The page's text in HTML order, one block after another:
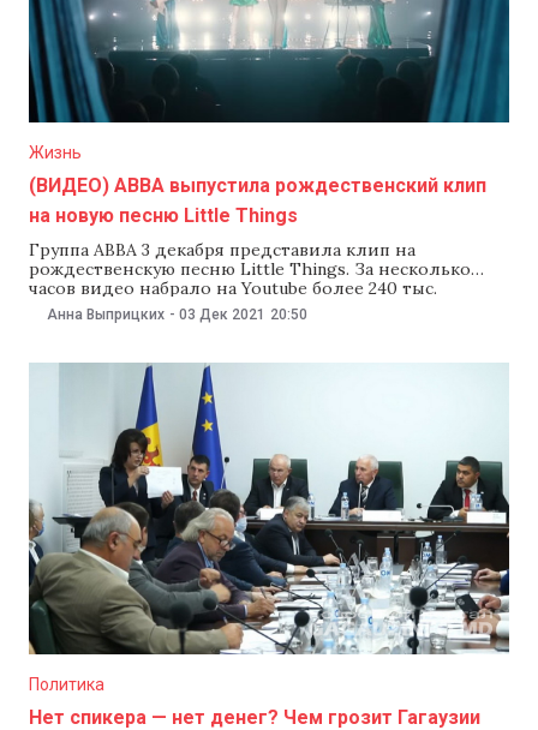
Жизнь
(ВИДЕО) ABBA выпустила рождественский клип
на новую песню Little Things
Группа ABBA 3 декабря представила клип на
рождественскую песню Little Things. За несколько
часов видео набрало на Youtube более 240 тыс.
просмотров. Все доходы от продажи сингла
перечислят в детский фонд ЮНИСЕФ. Песня Little
который стал первым за 40 лет после распада
Анна Выприцких - 03 Дек 2021 20:50
Политика
Нет спикера — нет денег? Чем грозит Гагаузии